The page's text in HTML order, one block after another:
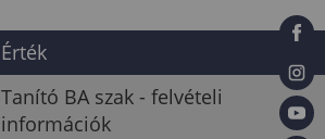
Érték
Tanító BA szak - felvételi
információk